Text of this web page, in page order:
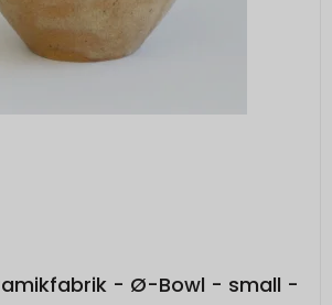
- Ø-Bowl - small -